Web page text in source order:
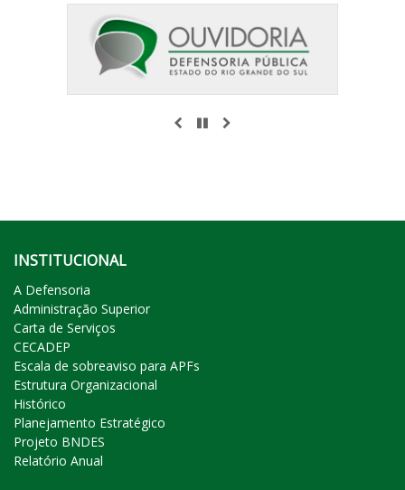
ANTERIOR
PAUSAR
INSTITUCIONAL
A Defensoria
Administração Superior
Carta de Serviços
CECADEP
Escala de sobreaviso para APFs
Estrutura Organizacional
Histórico
Planejamento Estratégico
Projeto BNDES
Relatório Anual